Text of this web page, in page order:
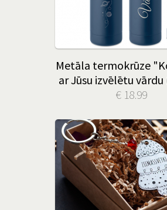
Metāla termokrūze
ar Jūsu izvēlētu
€ 18.99